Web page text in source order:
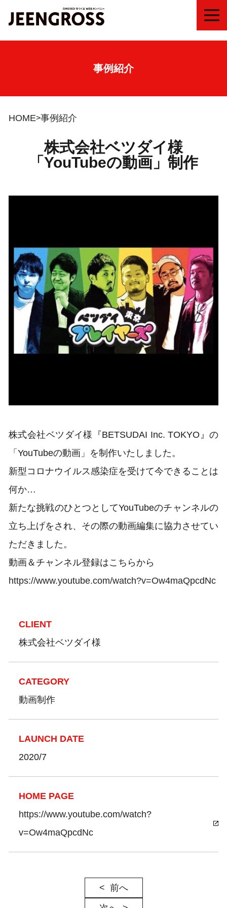
事例紹介
HOME 事例紹介
株式会社ベツダイ様
「YouTubeの動画」制作
株式会社ベツダイ様『BETSUDAI Inc. TOKYO』の
「YouTubeの動画」を制作いたしました。
新型コロナウイルス感染症を受けて今できることは
何か…
新たな挑戦のひとつとしてYouTubeのチャンネルの
立ち上げをされ、その際の動画編集に協力させてい
ただきました。
動画＆チャンネル登録はこちらから
https://www.youtube.com/watch?v=Ow4maQpcdNc
CLIENT
株式会社ベツダイ様
CATEGORY
動画制作
LAUNCH DATE
2020/7
HOME PAGE
https://www.youtube.com/watch?
v=Ow4maQpcdNc
前へ